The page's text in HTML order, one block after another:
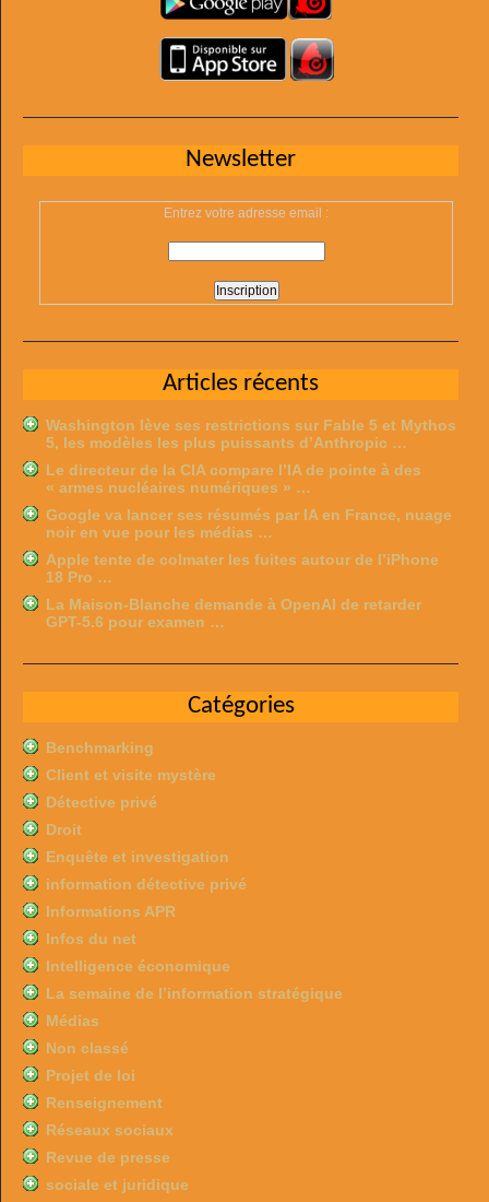
Newsletter
Entrez votre adresse email :
Articles récents
Washington lève ses restrictions sur Fable 5 et Mythos
5, les modèles les plus puissants d’Anthropic …
Le directeur de la CIA compare l’IA de pointe à des
« armes nucléaires numériques » …
Google va lancer ses résumés par IA en France, nuage
noir en vue pour les médias …
Apple tente de colmater les fuites autour de l’iPhone
18 Pro …
La Maison-Blanche demande à OpenAI de retarder
GPT-5.6 pour examen …
Catégories
Benchmarking
Client et visite mystère
Détective privé
Droit
Enquête et investigation
information détective privé
Informations APR
Infos du net
Intelligence économique
La semaine de l’information stratégique
Médias
Non classé
Projet de loi
Renseignement
Réseaux sociaux
Revue de presse
sociale et juridique